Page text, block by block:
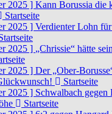
2025 ] Kann Borussia die
Startseite
2025 ] Verdienter Lohn
2025 ] „Chrissie“ hätte
2025 ] Der „Ober-
Startseite
2025 ] Schwalbach gegen
Startseite